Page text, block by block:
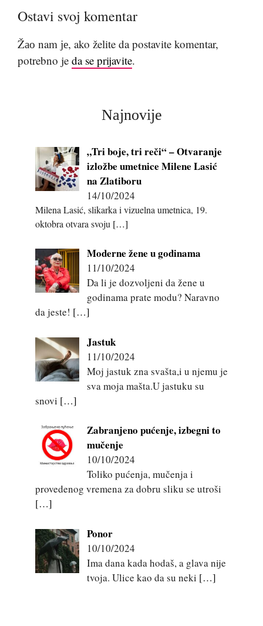
Ostavi svoj komentar
Žао nam је, ako želite da postavite komentar,
potrebno je da se prijavite.
Najnovije
„Tri boje, tri reči“ – Otvaranje
izložbe umetnice Milene Lasić
na Zlatiboru
14/10/2024
Milena Lasić, slikarka i vizuelna umetnica, 19.
oktobra otvara svoju […]
Moderne žene u godinama
11/10/2024
Da li je dozvoljeni da žene u
godinama prate modu? Naravno
da jeste! […]
Jastuk
11/10/2024
Moj jastuk zna svašta,i u njemu je
sva moja mašta.U jastuku su
snovi […]
Zabranjeno pućenje, izbegni to
mučenje
10/10/2024
Toliko pućenja, mučenja i
provedenog vremena za dobru sliku se utroši
[…]
Ponor
10/10/2024
Ima dana kada hodaš, a glava nije
tvoja. Ulice kao da su neki […]